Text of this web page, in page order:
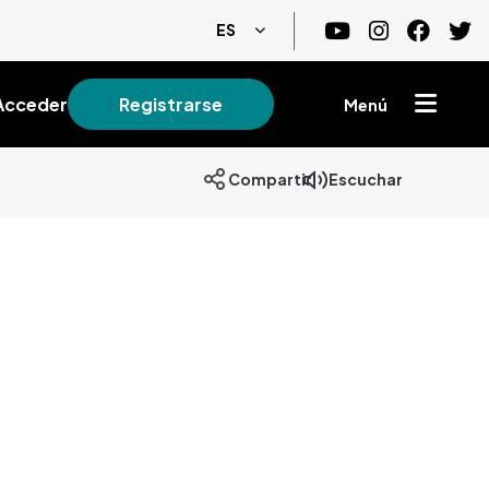
ES Lista adicional de acciones
Registrarse Menú
Compartir Escuchar